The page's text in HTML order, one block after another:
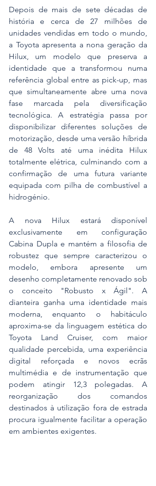
Depois de mais de sete décadas de
história e cerca de 27 milhões de
unidades vendidas em todo o mundo,
a Toyota apresenta a nona geração da
Hilux, um modelo que preserva a
identidade que a transformou numa
referência global entre as pick-up, mas
que simultaneamente abre uma nova
fase marcada pela diversificação
tecnológica. A estratégia passa por
disponibilizar diferentes soluções de
motorização, desde uma versão híbrida
de 48 Volts até uma inédita Hilux
totalmente elétrica, culminando com a
confirmação de uma futura variante
equipada com pilha de combustível a
hidrogénio.
A nova Hilux estará disponível
exclusivamente em configuração
Cabina Dupla e mantém a filosofia de
robustez que sempre caracterizou o
modelo, embora apresente um
desenho completamente renovado sob
o conceito "Robusto x Ágil". A
dianteira ganha uma identidade mais
moderna, enquanto o habitáculo
aproxima-se da linguagem estética do
Toyota Land Cruiser, com maior
qualidade percebida, uma experiência
digital reforçada e novos ecrãs
multimédia e de instrumentação que
podem atingir 12,3 polegadas. A
reorganização dos comandos
destinados à utilização fora de estrada
procura igualmente facilitar a operação
em ambientes exigentes.